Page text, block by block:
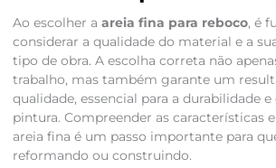
Ao escolher a areia fina para reboco, é
considerar a qualidade do material e a
tipo de obra. A escolha correta não
trabalho, mas também garante um
qualidade, essencial para a durabilidade e
pintura. Compreender as características
areia fina é um passo importante para
reformando ou construindo.